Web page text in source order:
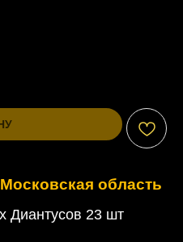
область
Диантусов 23 шт